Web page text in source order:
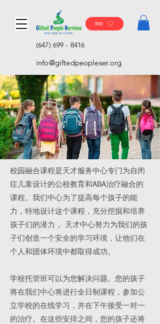
捐款
(647) 699 - 8416
info@giftedpeopleser.org
校园融合课程是天才服务中心专门为自闭
症儿童设计的公校教育和ABA治疗融合的
课程。我们中心为了提高每个孩子的能
力，特地设计这个课程，充分挖掘和培养
孩子们的潜力 。天才中心努力为我们的孩
子们创造一个安全的学习环境，让他们在
个人和团体环境中都取得成功。
学校托管班可以为您解决问题。您的孩子
将在我们中心将进行全日制课程，参加公
立学校的在线学习，并在下午接受一对一
的治疗。在这些安排之间，您的孩子还将